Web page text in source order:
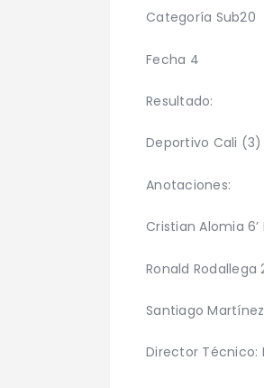
Categoría Sub20
Fecha 4
Resultado:
Deportivo Cali
Anotaciones:
Cristian Alomia 6’
Ronald Rodallega
Santiago Martínez
Director Técnico: